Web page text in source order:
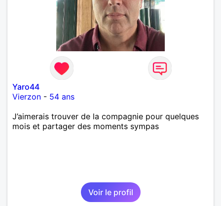
Yaro44
Vierzon - 54 ans
J’aimerais trouver de la compagnie pour quelques
mois et partager des moments sympas
Voir le profil